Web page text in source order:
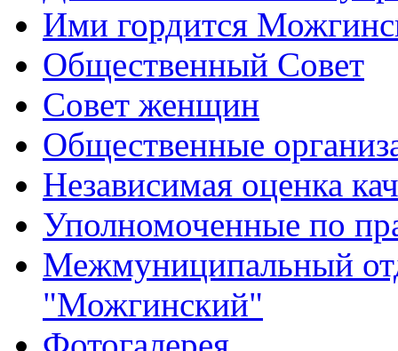
Ими гордится
Общественный Совет
Совет женщин
Общественные
Независимая оценка
Уполномоченные по
Межмуниципальный
"Можгинский"